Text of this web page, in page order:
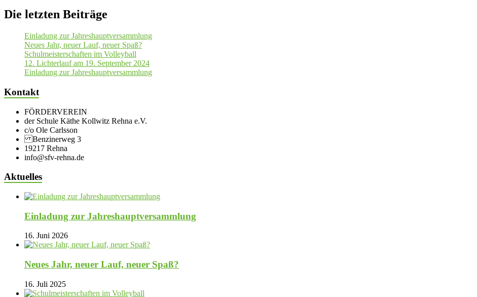
Die letzten Beiträge
Einladung zur Jahreshauptversammlung
Neues Jahr, neuer Lauf, neuer Spaß?
Schulmeisterschaften im Volleyball
12. Lichterlauf am 19. September 2024
Einladung zur Jahreshauptversammlung
Kontakt
FÖRDERVEREIN
der Schule Käthe Kollwitz Rehna e.V.
c/o Ole Carlsson
Benzinerweg 3
19217 Rehna
info@sfv-rehna.de
Aktuelles
Einladung zur Jahreshauptversammlung
16. Juni 2026
Neues Jahr, neuer Lauf, neuer Spaß?
16. Juli 2025